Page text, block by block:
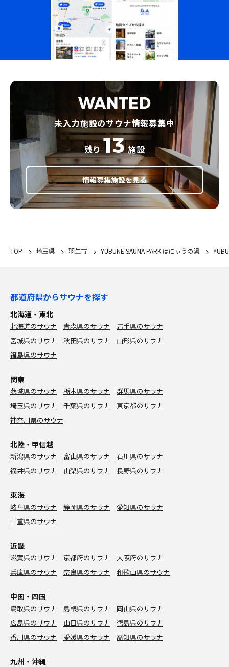
WANTED
未入力施設のサウナ情報募集中
残り 13 施設
情報募集施設を見る
TOP 埼玉県 羽生市 YUBUNE SAUNA PARK はにゅうの湯
都道府県からサウナを探す
北海道・東北
北海道のサウナ 青森県のサウナ
岩手県のサウナ
宮城県のサウナ
秋田県のサウナ
山形県のサウナ
福島県のサウナ
関東
茨城県のサウナ 栃木県のサウナ
群馬県のサウナ
埼玉県のサウナ
千葉県のサウナ
東京都のサウナ
神奈川県のサウナ
北陸・甲信越
新潟県のサウナ 富山県のサウナ
石川県のサウナ
福井県のサウナ
山梨県のサウナ 長野県のサウナ
東海
岐阜県のサウナ 静岡県のサウナ
愛知県のサウナ
三重県のサウナ
近畿
滋賀県のサウナ 京都府のサウナ
大阪府のサウナ
兵庫県のサウナ
奈良県のサウナ 和歌山県のサウナ
中国・四国
鳥取県のサウナ 島根県のサウナ
岡山県のサウナ
広島県のサウナ
山口県のサウナ
徳島県のサウナ
香川県のサウナ
愛媛県のサウナ 高知県のサウナ
九州・沖縄